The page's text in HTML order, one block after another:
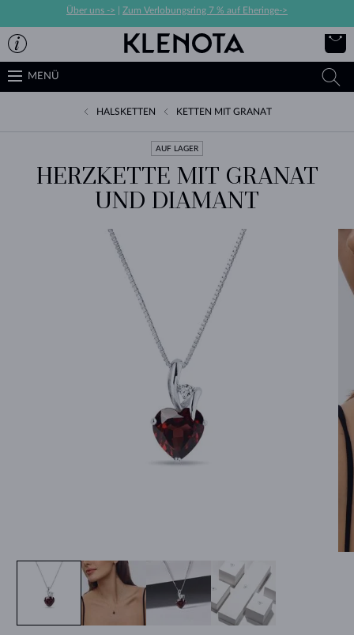
Über uns -> Zum Verlobungsring 7 % auf Eheringe->
MENÜ
HALSKETTEN KETTEN MIT GRANAT
AUF LAGER
HERZKETTE MIT GRANAT
UND DIAMANT